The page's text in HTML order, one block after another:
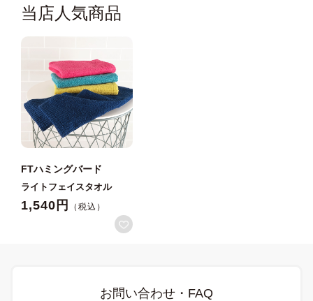
当店人気商品
FTハミングバード
ライトフェイスタオル
1,540円
お問い合わせ・FAQ